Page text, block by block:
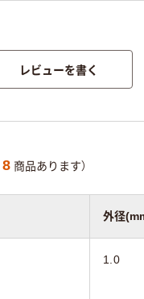
レビューを書く
8 商品あります）
外径
1.0